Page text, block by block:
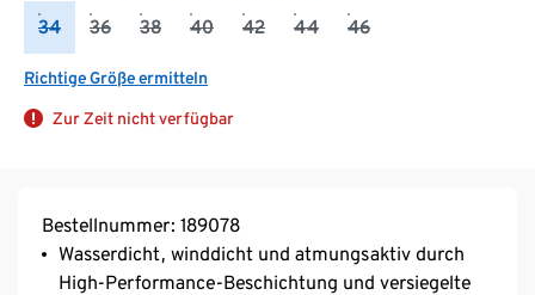
34 36 38 40 42 44 46
Richtige Größe ermitteln
Zur Zeit nicht verfügbar
Bestellnummer: 189078
Wasserdicht, winddicht und atmungsaktiv durch
High-Performance-Beschichtung und versiegelte